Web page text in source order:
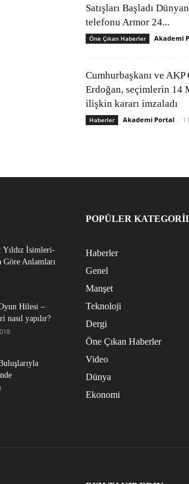
Satışları Başladı
telefonu Armor 24...
Öne Çıkan Haberler Akademi
Cumhurbaşkanı ve AKP
Erdoğan, seçimlerin 14
ilişkin kararı imzaladı
Haberler Akademi Portal -
Yıldız İsimleri-
Göre Anlamları
Hilesi –
nasıl yapılır?
POPÜLER
Haberler
Genel
Manşet
Teknoloji
Dergi
Öne Çıkan Haberler
Video
Dünya
Ekonomi